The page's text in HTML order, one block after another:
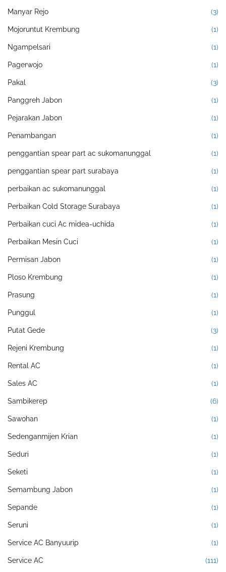
Manyar Rejo (3)
Mojoruntut Krembung (1)
Ngampelsari (1)
Pagerwojo (1)
Pakal (3)
Panggreh Jabon (1)
Pejarakan Jabon (1)
Penambangan (1)
penggantian spear part ac sukomanunggal (1)
penggantian spear part surabaya (1)
perbaikan ac sukomanunggal (1)
Perbaikan Cold Storage Surabaya (1)
Perbaikan cuci Ac midea-uchida (1)
Perbaikan Mesin Cuci (1)
Permisan Jabon (1)
Ploso Krembung (1)
Prasung (1)
Punggul (1)
Putat Gede (3)
Rejeni Krembung (1)
Rental AC (1)
Sales AC (1)
Sambikerep (6)
Sawohan (1)
Sedenganmijen Krian (1)
Seduri (1)
Seketi (1)
Semambung Jabon (1)
Sepande (1)
Seruni (1)
Service AC Banyuurip (1)
Service AC (111)